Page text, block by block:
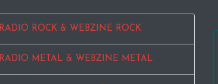
RADIO ROCK & WEBZINE ROCK
RADIO METAL & WEBZINE METAL